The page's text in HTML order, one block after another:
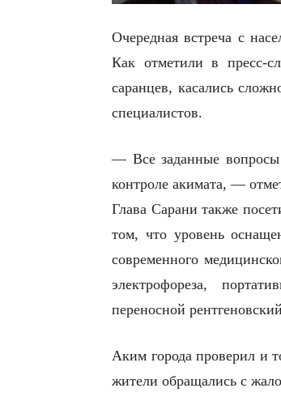
Очередная встреча с
Как отметили в пресс-
саранцев, касались
специалистов.
— Все заданные вопросы
контроле акимата, —
Глава Сарани также
том, что уровень
современного
электрофореза,
переносной
Аким города проверил и
жители обращались с